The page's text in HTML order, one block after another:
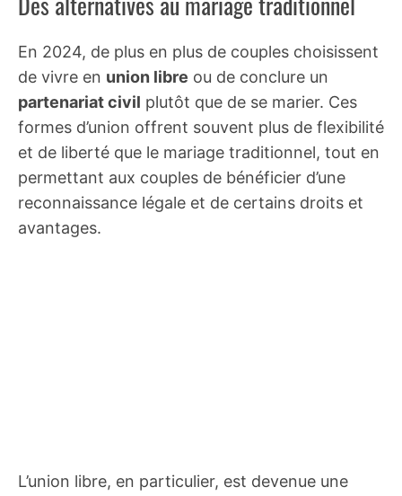
En 2024, de plus en plus de couples choisissent
de vivre en union libre ou de conclure un
partenariat civil plutôt que de se marier. Ces
formes d’union offrent souvent plus de flexibilité
et de liberté que le mariage traditionnel, tout en
permettant aux couples de bénéficier d’une
reconnaissance légale et de certains droits et
avantages.
L’union libre, en particulier, est devenue une